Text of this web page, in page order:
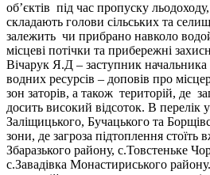
об’єктів під час пропуску
складають голови сільських та
залежить чи прибрано навколо
місцеві потічки та прибережні
Вічарук Я.Д – заступник начальника
водних ресурсів – доповів про
зон заторів, а також територій, де
досить високий відсоток. В перелік
Заліщицького, Бучацького та
зони, де загроза підтоплення стоїть
Збаразького району, с.Товстеньке
с.Завадівка Монастириського